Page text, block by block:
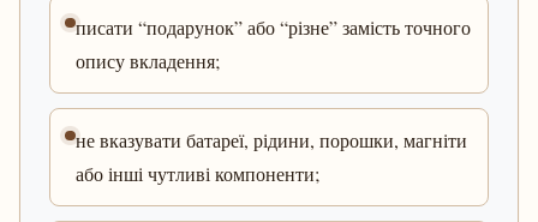
писати “подарунок” або “різне” замість точного
опису вкладення;
не вказувати батареї, рідини, порошки, магніти
або інші чутливі компоненти;